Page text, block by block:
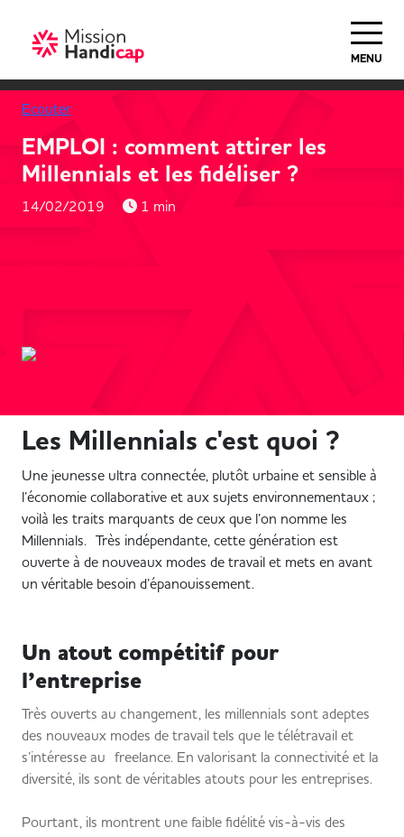
MENU
Ecouter
EMPLOI : comment attirer les
Millennials et les fidéliser ?
14/02/2019 1 min
Les Millennials c'est quoi ?
​Une jeunesse ultra connectée, plutôt urbaine et sensible à
l’économie collaborative et aux sujets environnementaux ;
voilà les traits marquants de ceux que l’on nomme les
Millennials. Très indépendante, cette génération est
ouverte à de nouveaux modes de travail et mets en avant
un véritable besoin d’épanouissement.
Un atout compétitif pour
l’entreprise
Très ouverts au changement, les millennials sont adeptes
des nouveaux modes de travail tels que le télétravail et
s’intéresse au freelance. En valorisant la connectivité et la
diversité, ils sont de véritables atouts pour les entreprises.
Pourtant, ils montrent une faible fidélité vis-à-vis des